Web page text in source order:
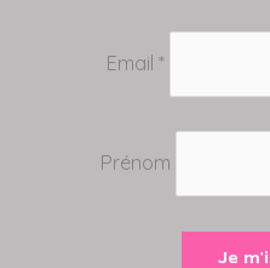
Email *
Prénom